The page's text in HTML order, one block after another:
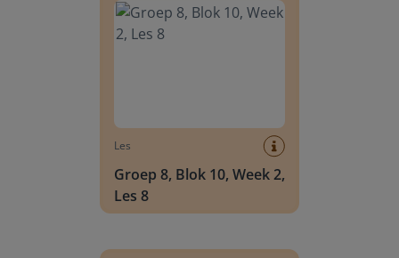
Les
Groep 8, Blok 10, Week 2,
Les 8